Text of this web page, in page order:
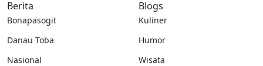
Berita
Bonapasogit
Danau Toba
Nasional
Blogs
Kuliner
Humor
Wisata